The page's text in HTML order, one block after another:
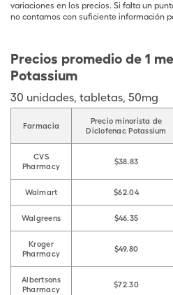
variaciones en los precios. Si falta un
no contamos con suficiente información
Precios promedio de 1
Potassium
30 unidades, tabletas, 50mg
Farmacia
Precio minorista de
Diclofenac Potassium
CVS
Pharmacy
$38.83
Walmart $62.04
Walgreens $46.35
Kroger
Pharmacy
$49.80
Albertsons
Pharmacy
$72.30